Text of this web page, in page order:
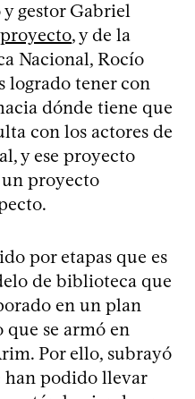
gestor Gabriel
, y de la
Nacional, Rocío
logrado tener con
dónde tiene que
con los actores de
y ese proyecto
proyecto
por etapas que es
de biblioteca que
en un plan
que se armó en
Por ello, subrayó
han podido llevar